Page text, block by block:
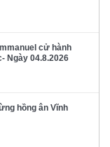
cử hành
Ngày 04.8.2026
hồng ân Vĩnh